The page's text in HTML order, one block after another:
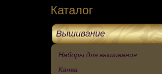
Каталог
Вышивание
Наборы для вышивания
Канва